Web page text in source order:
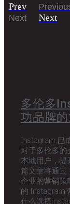
Prev
Next
Next
多伦多
功品牌
Instagram 已
对于多伦多的
本地用户，提
篇文章将通过
企业的营销策
的 Instagram
什么选择